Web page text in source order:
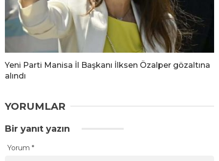
Yeni Parti Manisa İl Başkanı İlksen Özalper gözaltına
alındı
YORUMLAR
Bir yanıt yazın
Yorum *